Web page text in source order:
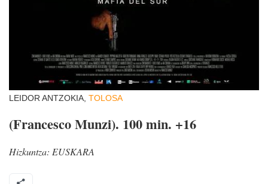
LEIDOR ANTZOKIA, TOLOSA
(Francesco Munzi). 100 min. +16
Hizkuntza: EUSKARA